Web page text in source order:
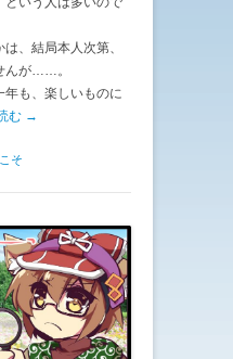
、結局本人次第、
んが……。
年も、楽しいものに
む →
そ